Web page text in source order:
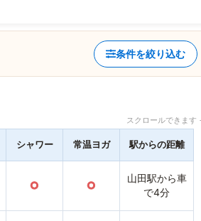
条件を絞り込む
スクロールできま
シャワー 常温ヨガ 駅からの距離
○ ○
山田駅から車
で4分